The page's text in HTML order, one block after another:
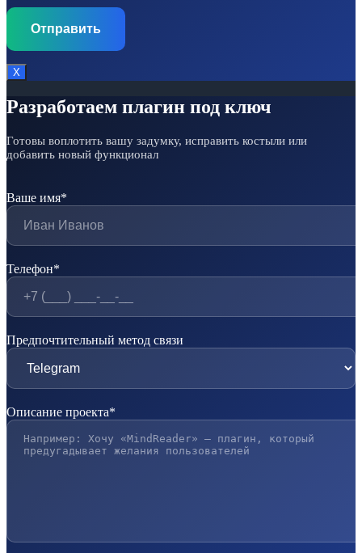
Х
Разработаем плагин под ключ
Готовы воплотить вашу задумку, исправить костыли или
добавить новый функционал
Ваше имя*
Телефон*
Предпочтительный метод связи
Описание проекта*